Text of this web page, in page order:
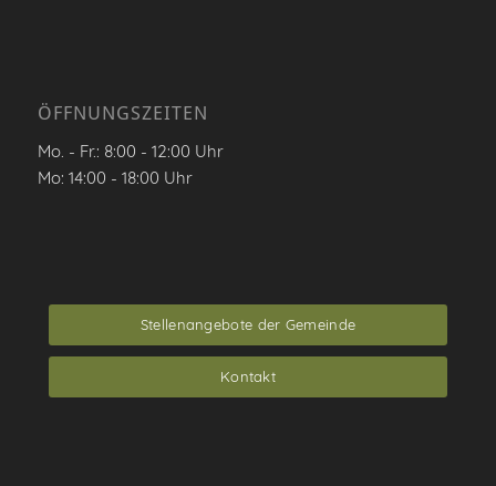
ÖFFNUNGSZEITEN
Mo. - Fr.: 8:00 - 12:00 Uhr
Mo: 14:00 - 18:00 Uhr
Stellenangebote der Gemeinde
Kontakt